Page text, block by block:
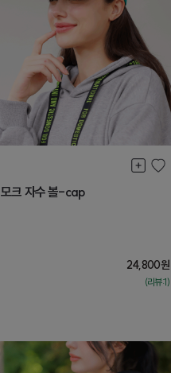
모크 자수 볼-cap
24,800원
(리뷰:1)